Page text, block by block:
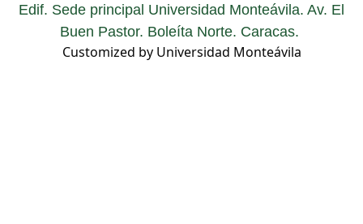
Edif. Sede principal Universidad Monteávila. Av. El
Buen Pastor. Boleíta Norte. Caracas.
Customized by Universidad Monteávila